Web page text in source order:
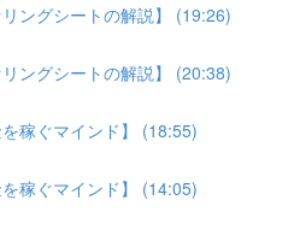
ングシートの解説】 (19:26)
ングシートの解説】 (20:38)
稼ぐマインド】 (18:55)
稼ぐマインド】 (14:05)